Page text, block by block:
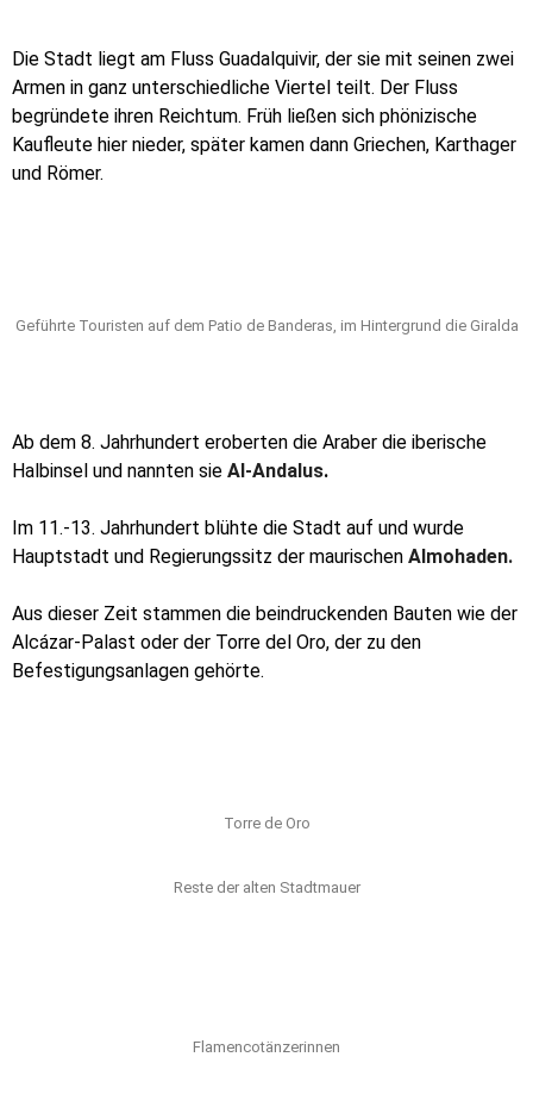
Die Stadt liegt am Fluss Guadalquivir, der sie mit seinen zwei
Armen in ganz unterschiedliche Viertel teilt. Der Fluss
begründete ihren Reichtum. Früh ließen sich phönizische
Kaufleute hier nieder, später kamen dann Griechen, Karthager
und Römer.
Geführte Touristen auf dem Patio de Banderas, im Hintergrund die Giralda
Ab dem 8. Jahrhundert eroberten die Araber die iberische
Halbinsel und nannten sie Al-Andalus.
Im 11.-13. Jahrhundert blühte die Stadt auf und wurde
Hauptstadt und Regierungssitz der maurischen Almohaden.
Aus dieser Zeit stammen die beindruckenden Bauten wie der
Alcázar-Palast oder der Torre del Oro, der zu den
Befestigungsanlagen gehörte.
Torre de Oro
Reste der alten Stadtmauer
Flamencotänzerinnen